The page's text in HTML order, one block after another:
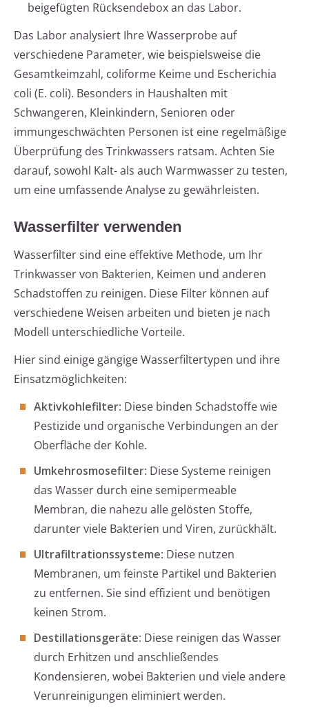
beigefügten Rücksendebox an das Labor.
Das Labor analysiert Ihre Wasserprobe auf
verschiedene Parameter, wie beispielsweise die
Gesamtkeimzahl, coliforme Keime und Escherichia
coli (E. coli). Besonders in Haushalten mit
Schwangeren, Kleinkindern, Senioren oder
immungeschwächten Personen ist eine regelmäßige
Überprüfung des Trinkwassers ratsam. Achten Sie
darauf, sowohl Kalt- als auch Warmwasser zu testen,
um eine umfassende Analyse zu gewährleisten.
Wasserfilter verwenden
Wasserfilter sind eine effektive Methode, um Ihr
Trinkwasser von Bakterien, Keimen und anderen
Schadstoffen zu reinigen. Diese Filter können auf
verschiedene Weisen arbeiten und bieten je nach
Modell unterschiedliche Vorteile.
Hier sind einige gängige Wasserfiltertypen und ihre
Einsatzmöglichkeiten:
Aktivkohlefilter: Diese binden Schadstoffe wie
Pestizide und organische Verbindungen an der
Oberfläche der Kohle.
Umkehrosmosefilter: Diese Systeme reinigen
das Wasser durch eine semipermeable
Membran, die nahezu alle gelösten Stoffe,
darunter viele Bakterien und Viren, zurückhält.
Ultrafiltrationssysteme: Diese nutzen
Membranen, um feinste Partikel und Bakterien
zu entfernen. Sie sind effizient und benötigen
keinen Strom.
Destillationsgeräte: Diese reinigen das Wasser
durch Erhitzen und anschließendes
Kondensieren, wobei Bakterien und viele andere
Verunreinigungen eliminiert werden.